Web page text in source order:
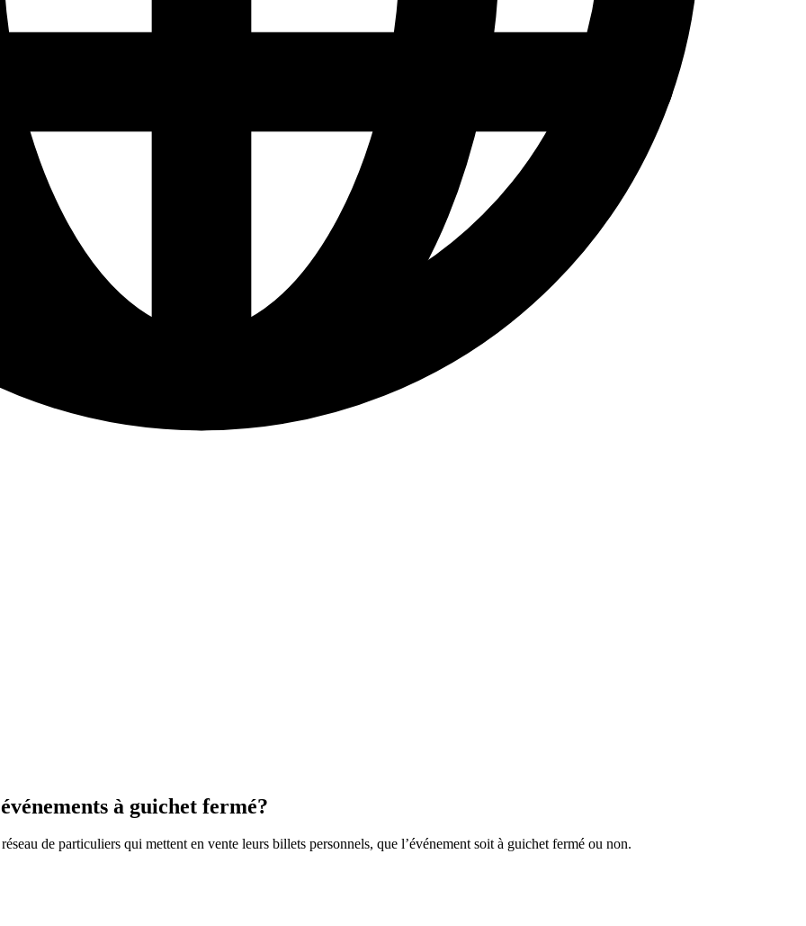
à guichet fermé?
de particuliers qui mettent en vente leurs billets personnels, que l’événement soit à guichet fermé ou non.